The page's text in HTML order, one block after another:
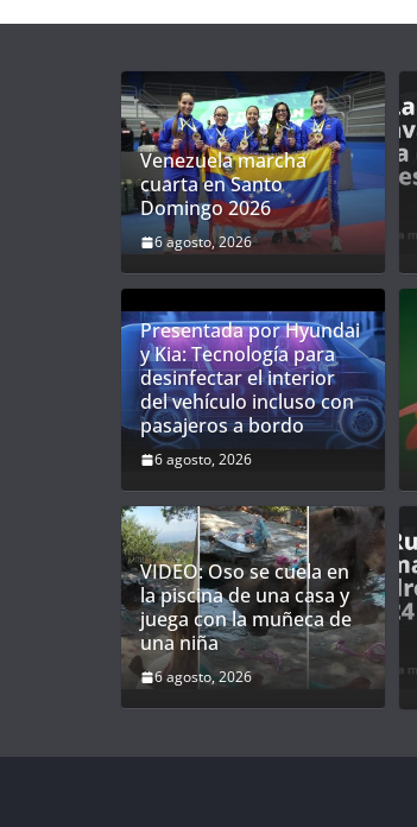
Venezuela marcha
cuarta en Santo
Domingo 2026
6 agosto, 2026
Presentada por Hyundai
y Kia: Tecnología para
desinfectar el interior
del vehículo incluso con
pasajeros a bordo
6 agosto, 2026
VIDEO: Oso se cuela en
la piscina de una casa y
juega con la muñeca de
una niña
6 agosto, 2026